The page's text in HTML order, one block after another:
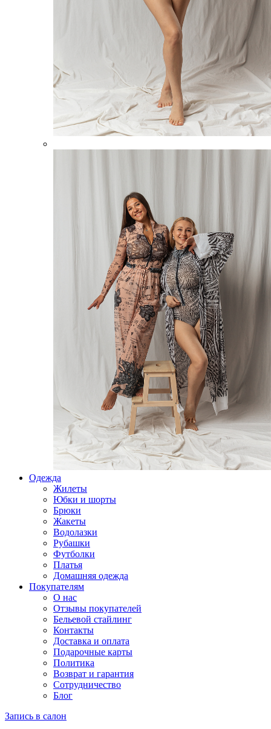
Одежда
Жилеты
Юбки и шорты
Брюки
Жакеты
Водолазки
Рубашки
Футболки
Платья
Домашняя одежда
Покупателям
О нас
Отзывы покупателей
Бельевой стайлинг
Контакты
Доставка и оплата
Подарочные карты
Политика
Возврат и гарантия
Сотрудничество
Блог
Запись в салон